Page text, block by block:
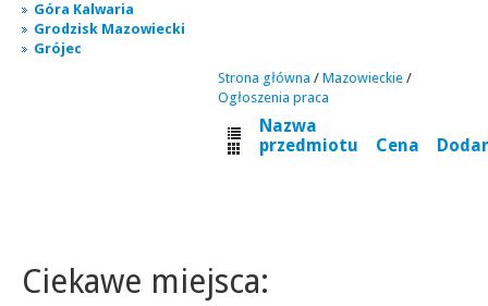
Góra Kalwaria
Grodzisk Mazowiecki
Grójec
Strona główna / Mazowieckie /
Ogłoszenia praca
Nazwa
przedmiotu
Cena
Ciekawe miejsca: